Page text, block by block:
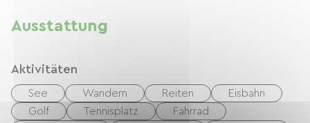
Ausstattung
Aktivitäten
See Wandern Reiten
Eisbahn
Golf
Tennisplatz Fahrrad